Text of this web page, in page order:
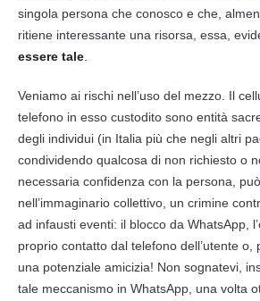
singola persona che conosco e che,
ritiene interessante una risorsa, essa,
essere tale
Veniamo ai rischi nell’uso del mezzo. Il
telefono in esso custodito sono entità
degli individui (in Italia più che negli altri
condividendo qualcosa di non richiesto o
necessaria confidenza con la persona,
nell’immaginario collettivo, un crimine
ad infausti eventi: il blocco da WhatsApp,
proprio contatto dal telefono dell’utente o,
una potenziale amicizia! Non sognatevi,
tale meccanismo in WhatsApp, una volta